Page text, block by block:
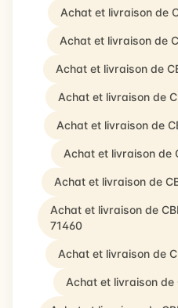
Achat et livraison de
Achat et livraison de
Achat et livraison de
Achat et livraison de
Achat et livraison de
Achat et livraison de
Achat et livraison de
Achat et livraison de
71460
Achat et livraison de
Achat et livraison de